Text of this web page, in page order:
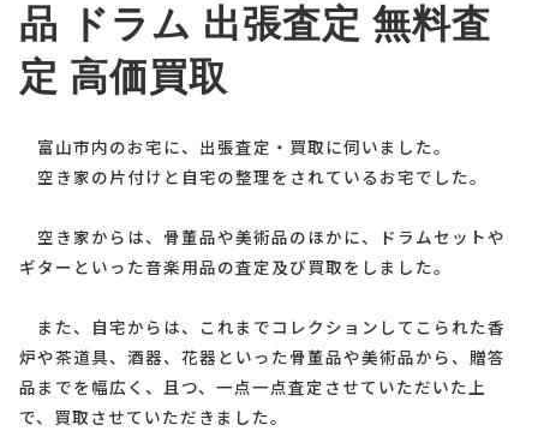
品 ドラム 出張査定 無料査
定 高価買取
富山市内のお宅に、出張査定・買取に伺いました。
空き家の片付けと自宅の整理をされているお宅でした。
空き家からは、骨董品や美術品のほかに、ドラムセットや
ギターといった音楽用品の査定及び買取をしました。
また、自宅からは、これまでコレクションしてこられた香
炉や茶道具、酒器、花器といった骨董品や美術品から、贈答
品までを幅広く、且つ、一点一点査定させていただいた上
で、買取させていただきました。